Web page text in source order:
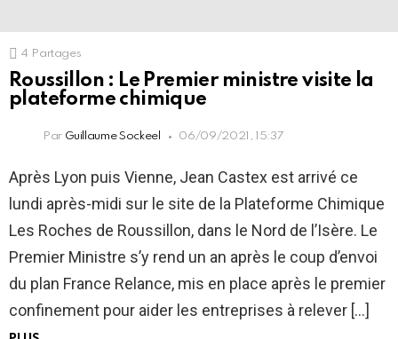
4 Partages
Roussillon : Le Premier ministre visite la
plateforme chimique
Par Guillaume Sockeel 06/09/2021, 15:37
Après Lyon puis Vienne, Jean Castex est arrivé ce
lundi après-midi sur le site de la Plateforme Chimique
Les Roches de Roussillon, dans le Nord de l’Isère. Le
Premier Ministre s’y rend un an après le coup d’envoi
du plan France Relance, mis en place après le premier
confinement pour aider les entreprises à relever […]